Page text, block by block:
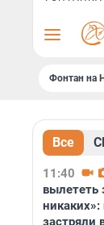
Фонтан на
Все
11:40
вылететь
застряли